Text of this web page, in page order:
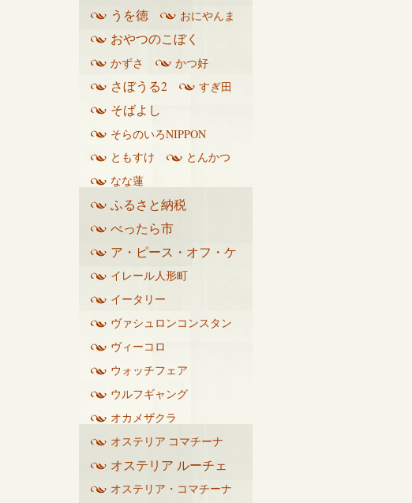
うを徳 おにやんま
おやつのこぼく
かずさ かつ好
さぼうる2 すぎ田
そばよし
そらのいろNIPPON
ともすけ
とんかつ
なな蓮
ふるさと納税
べったら市
ア・ピース・オフ・ケ
イク
イレール人形町
イータリー
ヴァシュロンコンスタン
タン
ヴィーコロ
ウォッチフェア
ウルフギャング
オカメザクラ
オステリア コマチーナ
オステリア ルーチェ
オステリア・コマチーナ